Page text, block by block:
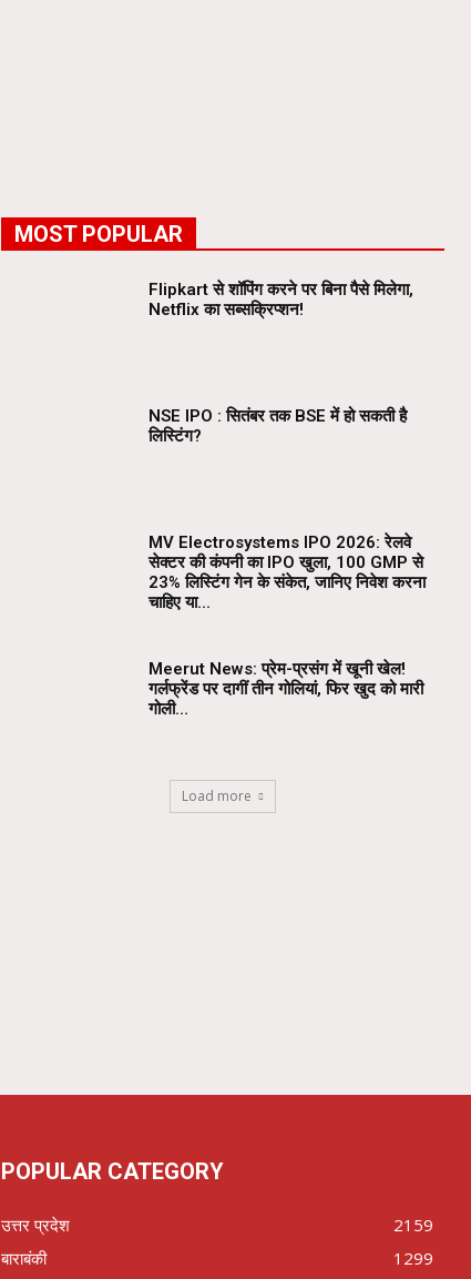
MOST POPULAR
Flipkart से शॉपिंग करने पर बिना पैसे मिलेगा,
Netflix का सब्सक्रिप्शन!
NSE IPO : सितंबर तक BSE में हो सकती है
लिस्टिंग?
MV Electrosystems IPO 2026: रेलवे
सेक्टर की कंपनी का IPO खुला, ₹100 GMP से
23% लिस्टिंग गेन के संकेत, जानिए निवेश करना
चाहिए या...
Meerut News: प्रेम-प्रसंग में खूनी खेल!
गर्लफ्रेंड पर दागीं तीन गोलियां, फिर खुद को मारी
गोली…
Load more
POPULAR CATEGORY
उत्तर प्रदेश
2159
बाराबंकी
1299